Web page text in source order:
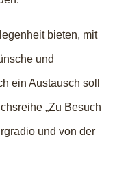
bieten, mit
und
ein Austausch soll
„Zu Besuch
und von der